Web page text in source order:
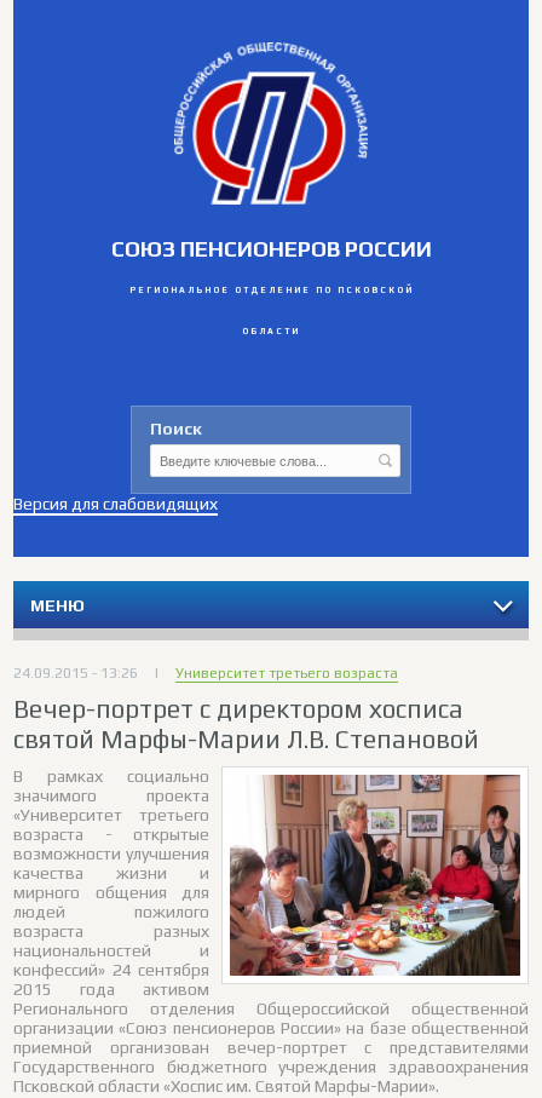
СОЮЗ ПЕНСИОНЕРОВ РОССИИ
РЕГИОНАЛЬНОЕ ОТДЕЛЕНИЕ ПО ПСКОВСКОЙ
ОБЛАСТИ
Поиск
Версия для слабовидящих
МЕНЮ
24.09.2015 - 13:26 | Университет третьего возраста
Вечер-портрет с директором хосписа
святой Марфы-Марии Л.В. Степановой
В рамках социально
значимого проекта
«Университет третьего
возраста - открытые
возможности улучшения
качества жизни и
мирного общения для
людей пожилого
возраста разных
национальностей и
конфессий» 24 сентября
2015 года активом
Регионального отделения Общероссийской общественной
организации «Союз пенсионеров России» на базе общественной
приемной организован вечер-портрет с представителями
Государственного бюджетного учреждения здравоохранения
Псковской области «Хоспис им. Святой Марфы-Марии».